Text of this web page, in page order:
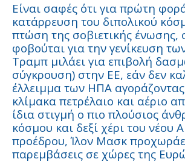
Είναι σαφές ότι για πρώτη
κατάρρευση του διπολικού
πτώση της σοβιετικής ένωσης,
φοβούται για την γενίκευση
Τραμπ μιλάει για επιβολή
σύγκρουση) στην ΕΕ, εάν δεν
έλλειμμα των ΗΠΑ
κλίμακα πετρέλαιο και αέριο
ίδια στιγμή ο πιο πλούσιος
κόσμου και δεξί χέρι του νέου
προέδρου, Ίλον Μασκ
παρεμβάσεις σε χώρες της